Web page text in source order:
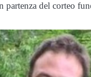
del corteo